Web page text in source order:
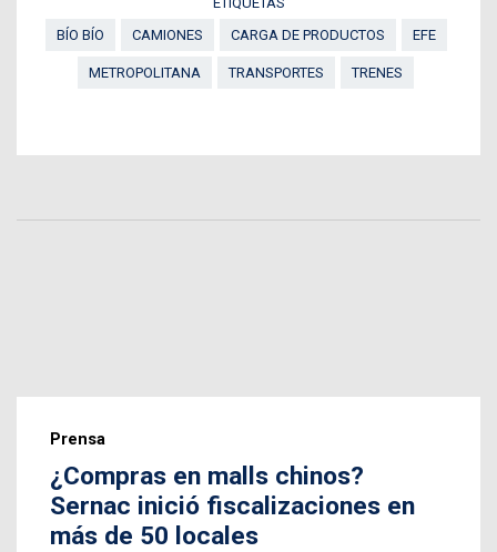
BÍO BÍO
CAMIONES CARGA DE PRODUCTOS EFE
METROPOLITANA TRANSPORTES TRENES
Prensa
¿Compras en malls chinos?
Sernac inició fiscalizaciones en
más de 50 locales